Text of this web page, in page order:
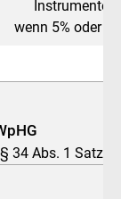
Instrumente
wenn 5% oder
34 Abs. 1 Satz 1